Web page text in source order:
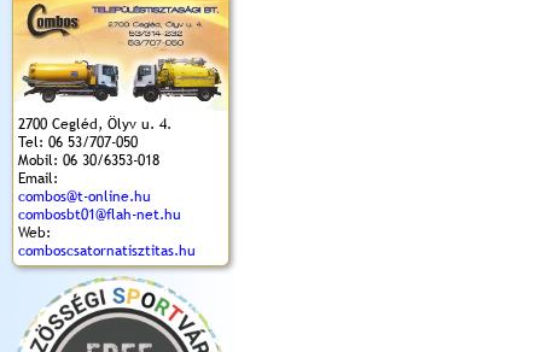
2700 Cegléd, Ölyv u. 4.
Tel: 06 53/707-050
Mobil: 06 30/6353-018
Email:
combos@t-online.hu
combosbt01@flah-net.hu
Web:
comboscsatornatisztitas.hu